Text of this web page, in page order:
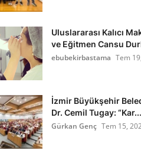
Uluslararası Kalıcı
ve Eğitmen Cansu
ebubekirbastama Tem
İzmir Büyükşehir
Dr. Cemil Tugay: “Kar...
Gürkan Genç Tem 15,